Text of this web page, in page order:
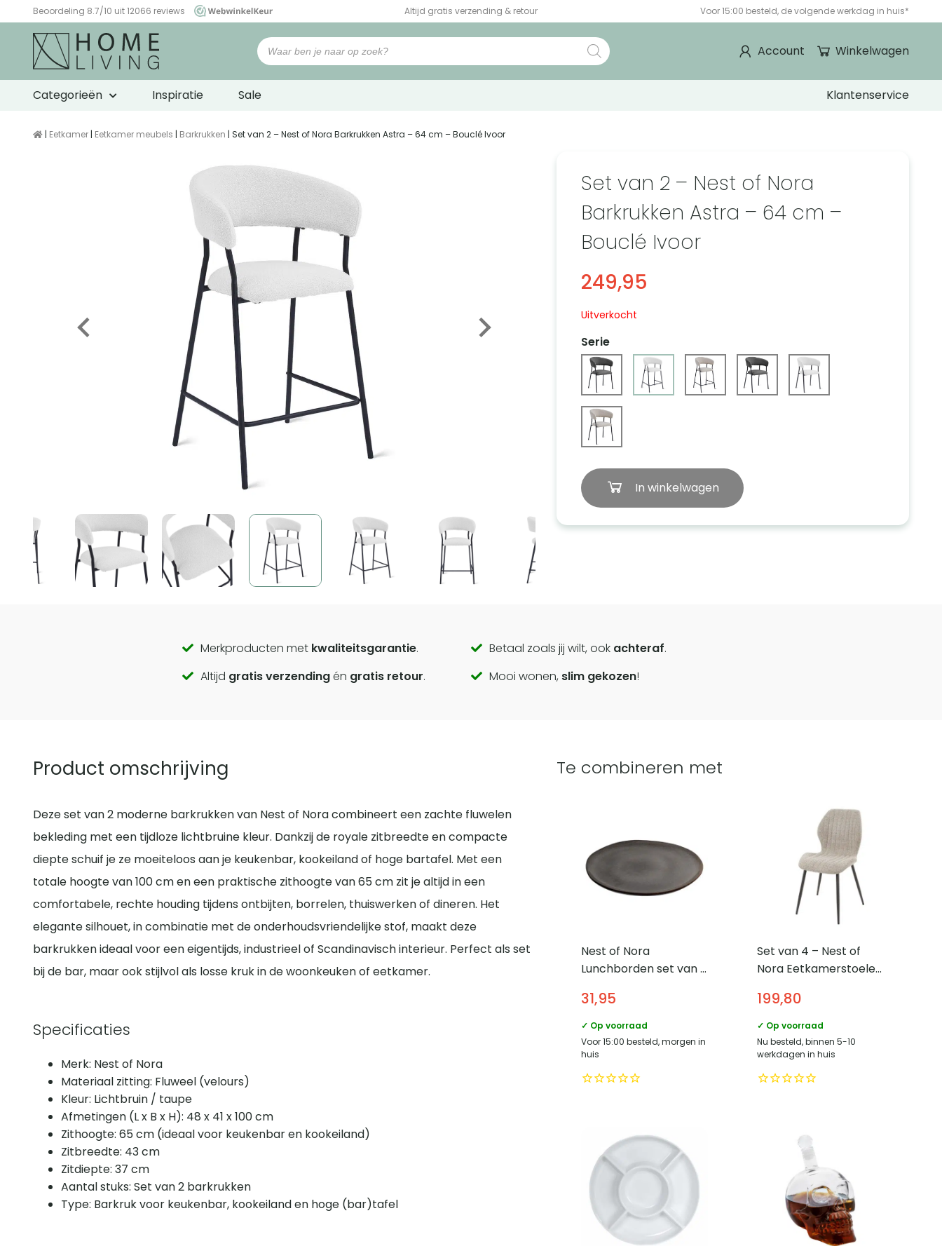
Beoordeling 8.7/10 uit 12066 reviews
WebwinkelKeur
Altijd gratis verzending & retour Voor 15:00 besteld, de volgende werkdag in huis*
Winkelwagen
Account
Categorieën Inspiratie Sale Klantenservice
| Eetkamer | Eetkamer meubels | Barkrukken | Set van 2 – Nest of Nora Barkrukken Astra – 64 cm – Bouclé Ivoor
Set van 2 – Nest of Nora
Barkrukken Astra – 64 cm –
Bouclé Ivoor
249,95
Uitverkocht
Serie
In winkelwagen
Call
to
Merkproducten met kwaliteitsgarantie. Betaal zoals jij wilt, ook achteraf.
Altijd gratis verzendingén gratis retour. Mooi wonen, slim gekozen!
Product omschrijving
Deze set van 2 moderne barkrukken van Nest of Nora combineert een zachte fluwelen
bekleding met een tijdloze lichtbruine kleur. Dankzij de royale zitbreedte en compacte
diepte schuif je ze moeiteloos aan je keukenbar, kookeiland of hoge bartafel. Met een
totale hoogte van 100 cm en een praktische zithoogte van 65 cm zit je altijd in een
comfortabele, rechte houding tijdens ontbijten, borrelen, thuiswerken of dineren. Het
elegante silhouet, in combinatie met de onderhoudsvriendelijke stof, maakt deze
barkrukken ideaal voor een eigentijds, industrieel of Scandinavisch interieur. Perfect als set
bij de bar, maar ook stijlvol als losse kruk in de woonkeuken of eetkamer.
Specificaties
Merk: Nest of Nora
Materiaal zitting: Fluweel (velours)
Kleur: Lichtbruin / taupe
Afmetingen (L x B x H): 48 x 41 x 100 cm
Zithoogte: 65 cm (ideaal voor keukenbar en kookeiland)
Zitbreedte: 43 cm
Zitdiepte: 37 cm
Aantal stuks: Set van 2 barkrukken
Type: Barkruk voor keukenbar, kookeiland en hoge (bar)tafel
Te combineren met
Nest of Nora
Lunchborden set van 4
Grijs/Bruin
31,95
✓ Op voorraad
Voor 15:00 besteld, morgen in
huis
Set van 4 – Nest of
Nora Eetkamerstoelen
199,80
✓ Op voorraad
Nu besteld, binnen 5-10
werkdagen in huis